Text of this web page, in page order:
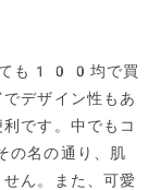
ても100均で買
デザイン性もあ
です。中でもコ
名の通り、肌
ん。また、可愛